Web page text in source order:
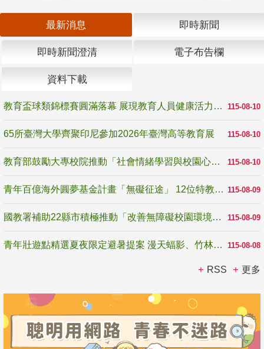
最新消息 即時新聞
即時新聞澄清 電子布告欄
資料下載
115-08-10
教育盃球類錦標賽圓滿落幕 展現教育人員健康活力與團隊精神
115-08-10
65所臺灣大學齊聚印尼參加2026年臺灣高等教育展
115-08-10
教育部鼓勵大專校院推動「社會情緒學習與校園心理健康促進計畫」 培育校園「心」韌性
115-08-09
青年百億海外圓夢基金計畫「無礙征途」 12位特教與弱勢青年勇闖西班牙 跨越感官限制見證生命蛻變
115-08-09
國教署補助22縣市積極推動「改善無障礙校園環境計畫」 打造友善、安全、無礙學習空間
115-08-08
青年壯遊點精選夏夜限定避暑提案 漫天蝠影、竹林尋蛙、茶香夜觀 邀青年暮色出發
RSS 更多